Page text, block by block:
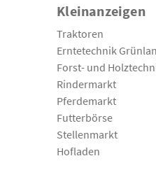
Kleinanzeigen
Traktoren
Erntetechnik
Forst- und
Rindermarkt
Pferdemarkt
Futterbörse
Stellenmarkt
Hofladen